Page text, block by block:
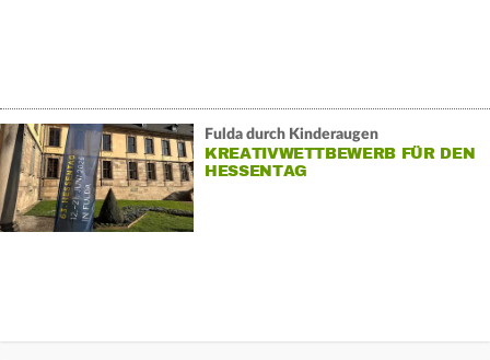
Fulda durch Kinderaugen
KREATIVWETTBEWERB FÜR DEN
HESSENTAG